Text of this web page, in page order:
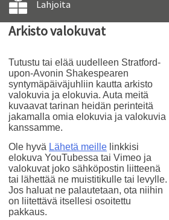
Lahjoita
Arkisto valokuvat
Tutustu tai elää uudelleen Stratford-
upon-Avonin Shakespearen
syntymäpäiväjuhliin kautta arkisto
valokuvia ja elokuvia. Auta meitä
kuvaavat tarinan heidän perinteitä
jakamalla omia elokuvia ja valokuvia
kanssamme.
Ole hyvä Lähetä meille linkkisi
elokuva YouTubessa tai Vimeo ja
valokuvat joko sähköpostin liitteenä
tai lähettää ne muistitikulle tai levylle.
Jos haluat ne palautetaan, ota niihin
on liitettävä itsellesi osoitettu
pakkaus.